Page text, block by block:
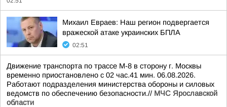
Михаил Евраев: Наш регион подвергается
вражеской атаке украинских БПЛА
02:51
Движение транспорта по трассе М-8 в сторону г. Москвы
временно приостановлено с 02 час.41 мин. 06.08.2026.
Работают подразделения министерства обороны и силовых
ведомств по обеспечению безопасности.// МЧС Ярославской
области